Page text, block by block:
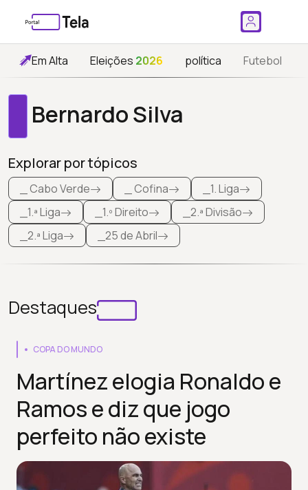
Em Alta Eleições 2026 política Futebol
Bernardo Silva
Explorar por tópicos
_ Cabo Verde _ Cofina
_1. Liga
_1.ª Liga
_1.º Direito
_2.ª Divisão
_2.ª Liga
_25 de Abril
Destaques
COPA DO MUNDO
Martínez elogia Ronaldo e
Ramos e diz que jogo
perfeito não existe